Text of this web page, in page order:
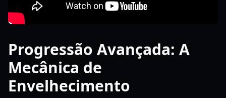
Progressão Avançada: A
Mecânica de
Envelhecimento